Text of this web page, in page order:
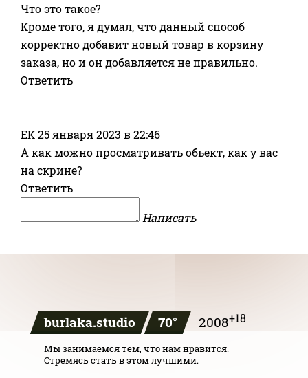
Что это такое?
Кроме того, я думал, что данный способ
корректно добавит новый товар в корзину
заказа, но и он добавляется не правильно.
Ответить
ЕК25 января 2023 в 22:46
А как можно просматривать обьект, как у вас
на скрине?
Ответить
Написать
burlaka.studio 70° 2008+18
Мы занимаемся тем, что нам нравится.
Стремясь стать в этом лучшими.